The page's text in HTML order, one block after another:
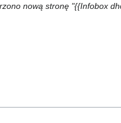
nową stronę "{{Infobox